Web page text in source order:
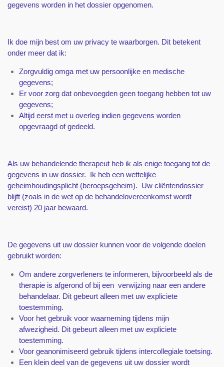
gegevens worden in het dossier opgenomen.
Ik doe mijn best om uw privacy te waarborgen. Dit betekent
onder meer dat ik:
Zorgvuldig omga met uw persoonlijke en medische
gegevens;
Er voor zorg dat onbevoegden geen toegang hebben tot uw
gegevens;
Altijd eerst met u overleg indien gegevens worden
opgevraagd of gedeeld.
Als uw behandelende therapeut heb ik als enige toegang tot de
gegevens in uw dossier. Ik heb een wettelijke
geheimhoudingsplicht (beroepsgeheim). Uw cliëntendossier
blijft (zoals in de wet op de behandelovereenkomst wordt
vereist) 20 jaar bewaard.
De gegevens uit uw dossier kunnen voor de volgende doelen
gebruikt worden:
Om andere zorgverleners te informeren, bijvoorbeeld als de
therapie is afgerond of bij een verwijzing naar een andere
behandelaar. Dit gebeurt alleen met uw expliciete
toestemming.
Voor het gebruik voor waarneming tijdens mijn
afwezigheid. Dit gebeurt alleen met uw expliciete
toestemming.
Voor geanonimiseerd gebruik tijdens intercollegiale toetsing.
Een klein deel van de gegevens uit uw dossier wordt